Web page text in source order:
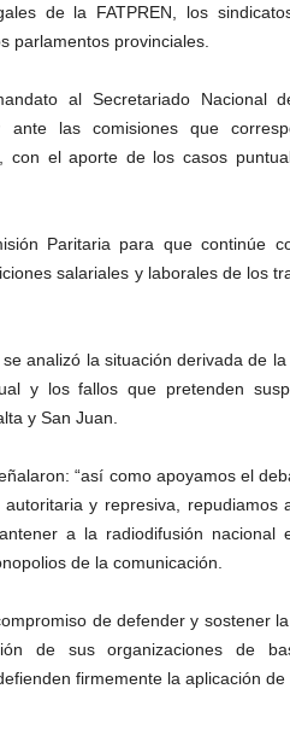
de la FATPREN, los
parlamentos provinciales.
al Secretariado Nacional
las comisiones que
con el aporte de los casos
Paritaria para que continúe
salariales y laborales de los
analizó la situación derivada de
y los fallos que pretenden
y San Juan.
“así como apoyamos el
y represiva, repudiamos
a la radiodifusión nacional
de la comunicación.
de defender y sostener
de sus organizaciones de
firmemente la aplicación de